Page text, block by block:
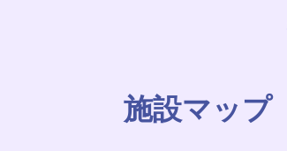
施設マップ